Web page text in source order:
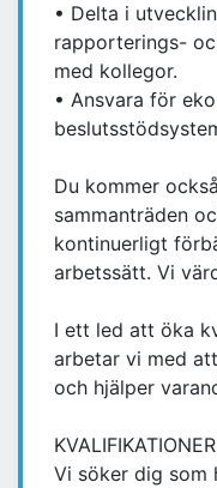
• Delta i
rapporterings-
med kollegor.
• Ansvara för
Du kommer
sammanträden
kontinuerligt
arbetssätt. Vi
I ett led att öka
arbetar vi med
och hjälper
KVALIFIKATIONER
Vi söker dig som